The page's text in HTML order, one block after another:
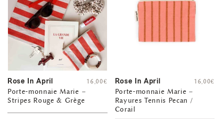
Rose In April
Porte-monnaie Marie –
Stripes Rouge & Grège
16,00€ Rose In April
Porte-monnaie Marie –
Rayures Tennis Pecan /
Corail
16,00€